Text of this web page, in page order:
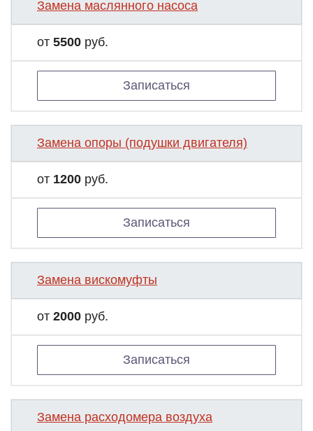
Замена маслянного насоса
от 5500 руб.
Записаться
Замена опоры (подушки двигателя)
от 1200 руб.
Записаться
Замена вискомуфты
от 2000 руб.
Записаться
Замена расходомера воздуха